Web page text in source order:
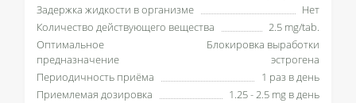
Задержка жидкости в организме
Нет
Количество действующего вещества
2.5 mg/tab.
Оптимальное
предназначение
Блокировка выработки
эстрогена
Периодичность приёма
1 раз в день
Приемлемая дозировка
1.25 - 2.5 mg в день